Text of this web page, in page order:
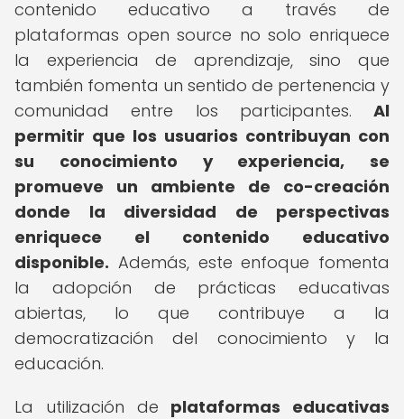
contenido educativo a través de
plataformas open source no solo enriquece
la experiencia de aprendizaje, sino que
también fomenta un sentido de pertenencia y
comunidad entre los participantes. Al
permitir que los usuarios contribuyan con
su conocimiento y experiencia, se
promueve un ambiente de co-creación
donde la diversidad de perspectivas
enriquece el contenido educativo
disponible. Además, este enfoque fomenta
la adopción de prácticas educativas
abiertas, lo que contribuye a la
democratización del conocimiento y la
educación.
La utilización de plataformas educativas